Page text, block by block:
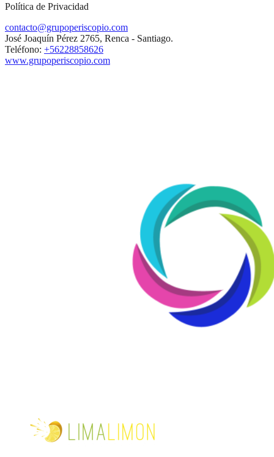
Política de Privacidad
contacto@grupoperiscopio.com
José Joaquín Pérez 2765, Renca - Santiago.
Teléfono: +56228858626
www.grupoperiscopio.com